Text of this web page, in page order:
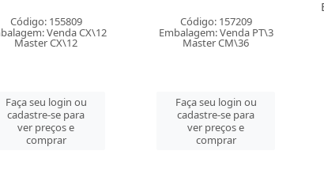
Código: 157209
Venda PT\3
Master CM\36
Faça seu login ou
cadastre-se para
ver preços e
comprar
Código: 157225
Embalagem: Venda BL\1
Master CM\12
Faça seu login ou
cadastre-se para
ver preços e
comprar